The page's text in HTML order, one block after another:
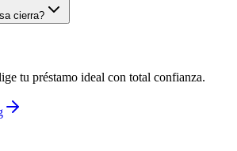
cierra?
tu préstamo ideal con total confianza.